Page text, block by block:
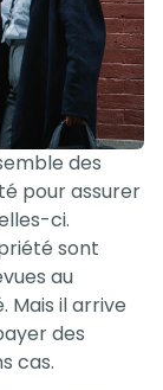
des
pour assurer
ci.
sont
au
Mais il arrive
des
cas.